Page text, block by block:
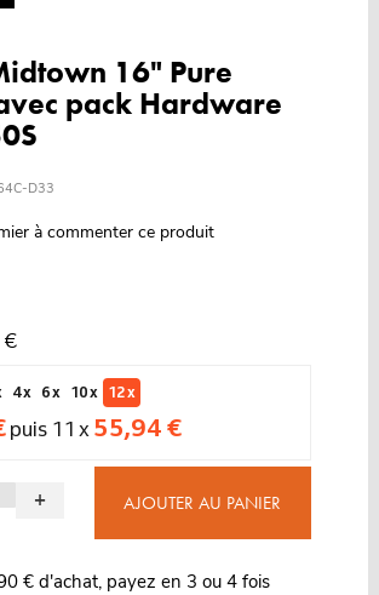
16" Pure
pack Hardware
D33
à commenter ce produit
€
4 x 6 x 10 x 12 x
puis 11 x 55,94 €
+ AJOUTER AU PANIER
€ d'achat, payez en 3 ou 4 fois